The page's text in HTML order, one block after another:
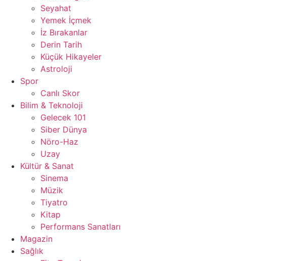
Seyahat
Yemek İçmek
İz Bırakanlar
Derin Tarih
Küçük Hikayeler
Astroloji
Spor
Canlı Skor
Bilim & Teknoloji
Gelecek 101
Siber Dünya
Nöro-Haz
Uzay
Kültür & Sanat
Sinema
Müzik
Tiyatro
Kitap
Performans Sanatları
Magazin
Sağlık